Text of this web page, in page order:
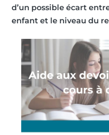
d’un possible écart
enfant et le niveau du